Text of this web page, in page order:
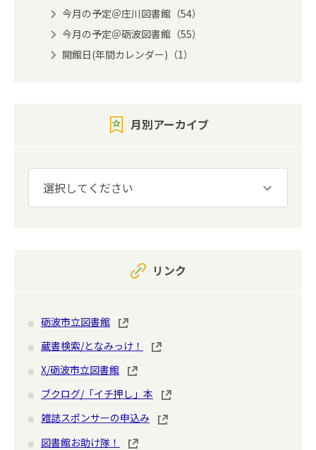
今月の予定＠庄川図書館（54）
今月の予定＠砺波図書館（55）
開館日(年間カレンダー)（1）
月別アーカイブ
リンク
砺波市立図書館
蔵書検索/となみっけ！
X/砺波市立図書館
ブクログ/「イチ押し」本
雑誌スポンサーの申込み
図書館お助け隊！